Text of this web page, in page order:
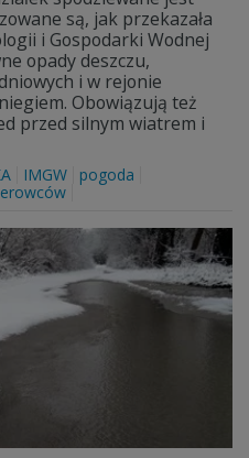
są, jak przekazała
i Gospodarki Wodnej
opady deszczu,
i w rejonie
Obowiązują też
przed silnym wiatrem i
IMGW
pogoda